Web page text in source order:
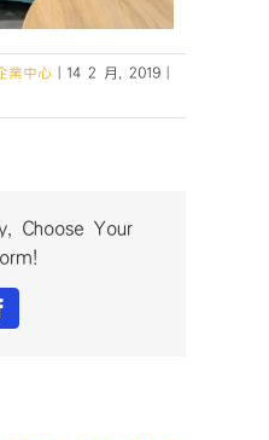
業中心 14 2 月, 2019
中
Choose Your